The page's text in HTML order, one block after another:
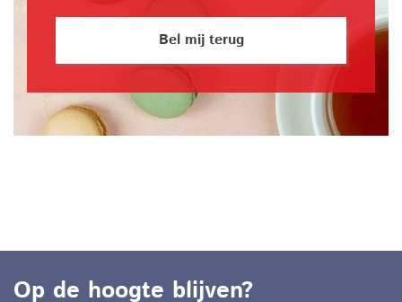
Bel mij terug
Op de hoogte blijven?